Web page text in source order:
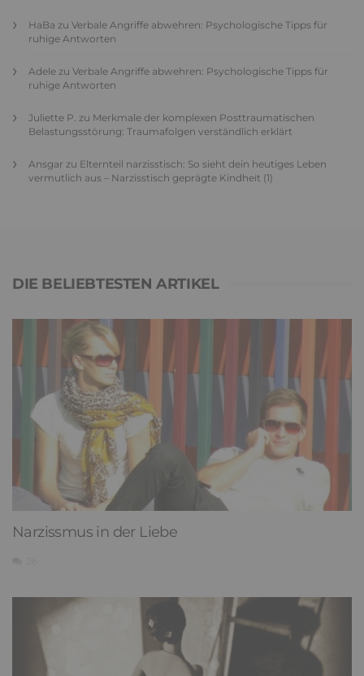
HaBa zu Verbale Angriffe abwehren: Psychologische Tipps für
ruhige Antworten
Adele zu Verbale Angriffe abwehren: Psychologische Tipps für
ruhige Antworten
Juliette P. zu Merkmale der komplexen Posttraumatischen
Belastungsstörung: Traumafolgen verständlich erklärt
Ansgar zu Elternteil narzisstisch: So sieht dein heutiges Leben
vermutlich aus – Narzisstisch geprägte Kindheit (1)
DIE BELIEBTESTEN ARTIKEL
Narzissmus in der Liebe